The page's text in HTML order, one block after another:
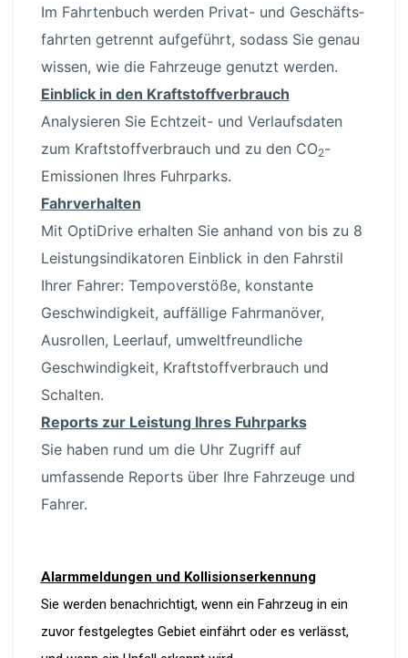
Im Fahrtenbuch werden Privat- und Geschäfts­
fahrten getrennt aufgeführt, sodass Sie genau
wissen, wie die Fahrzeuge genutzt werden.
Einblick in den Kraft­stoff­ver­brauch
Analysieren Sie Echtzeit- und Verlaufs­daten
zum Kraft­stoff­ver­brauch und zu den CO2-
Emissionen Ihres Fuhrparks.
Fahrver­halten
Mit OptiDrive erhalten Sie anhand von bis zu 8
Leistungs­in­di­ka­toren Einblick in den Fahrstil
Ihrer Fahrer: Tempo­ver­stöße, konstante
Geschwin­digkeit, auffällige Fahrmanöver,
Ausrollen, Leerlauf, umwelt­freund­liche
Geschwin­digkeit, Kraft­stoff­ver­brauch und
Schalten.
Reports zur Leistung Ihres Fuhrparks
Sie haben rund um die Uhr Zugriff auf
umfassende Reports über Ihre Fahrzeuge und
Fahrer.
Alarm­mel­dungen und Kolli­si­ons­er­kennung
Sie werden benach­richtigt, wenn ein Fahrzeug in ein
zuvor festge­legtes Gebiet einfährt oder es verlässt,